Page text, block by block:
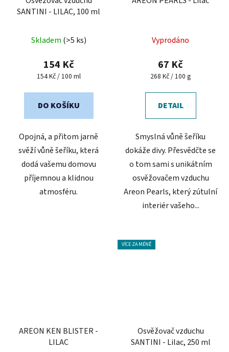
SANTINI - LILAC, 100 ml
hodnocení
produktu
je
z
Skladem (>5 ks)
154 Kč
Měrná
154 Kč / 100 ml
DO KOŠÍKU
Opojná, a přitom jarně
svěží vůně šeříku, která
dodá vašemu domovu
příjemnou a klidnou
atmosféru.
Vyprodáno
67 Kč
Měrná
268 Kč / 100 g
DETAIL
Smyslná vůně šeříku
dokáže divy. Přesvědčte se
o tom sami s unikátním
osvěžovačem vzduchu
Areon Pearls, který zútulní
interiér vašeho...
AREON KEN BLISTER -
LILAC
VÍCE ZA MÉNĚ
Osvěžovač vzduchu
SANTINI - Lilac, 250 ml